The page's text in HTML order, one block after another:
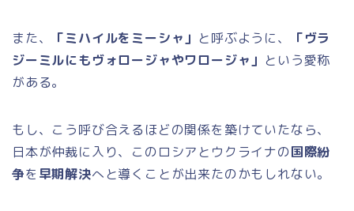
また、 「ミハイルをミーシャ」 と呼ぶように、
「ヴラ
ジーミルにもヴォロージャやワロージャ」 という愛称
がある。
もし、こう呼び合えるほどの関係を築けていたなら、
日本が仲裁に入り、このロシアとウクライナの国際紛
争を 早期解決へと導くことが出来たのかもしれない。